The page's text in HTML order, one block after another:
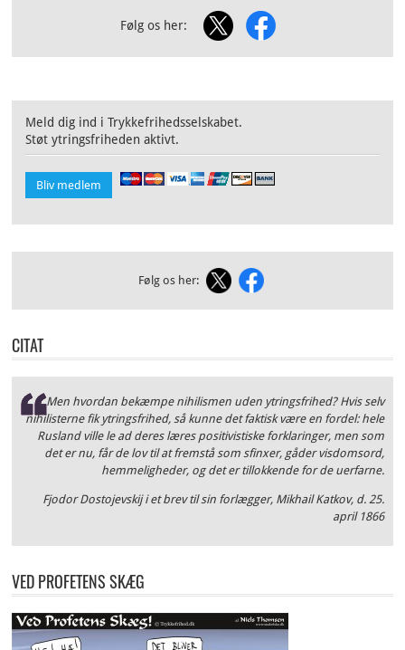
Følg os her:
Meld dig ind i Trykkefrihedsselskabet.
Støt ytringsfriheden aktivt.
Bliv medlem
Følg os her:
CITAT
Men hvordan bekæmpe nihilismen uden ytringsfrihed? Hvis selv
nihilisterne fik ytringsfrihed, så kunne det faktisk være en fordel: hele
Rusland ville le ad deres læres positivistiske forklaringer, men som
det er nu, får de lov til at fremstå som sfinxer, gåder visdomsord,
hemmeligheder, og det er tillokkende for de uerfarne.
Fjodor Dostojevskij i et brev til sin forlægger, Mikhail Katkov, d. 25.
april 1866
VED PROFETENS SKÆG